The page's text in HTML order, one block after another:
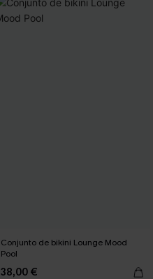
Conjunto de bikini Lounge Mood
Pool
38,00 €